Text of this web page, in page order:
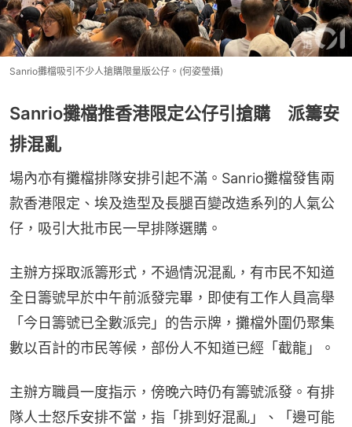
Sanrio攤檔吸引不少人搶購限量版公仔。(何姿瑩攝)
Sanrio攤檔推香港限定公仔引搶購 派籌安
排混亂
場內亦有攤檔排隊安排引起不滿。Sanrio攤檔發售兩
款香港限定、埃及造型及長腿百變改造系列的人氣公
仔，吸引大批市民一早排隊選購。
主辦方採取派籌形式，不過情況混亂，有市民不知道
全日籌號早於中午前派發完畢，即使有工作人員高舉
「今日籌號已全數派完」的告示牌，攤檔外圍仍聚集
數以百計的市民等候，部份人不知道已經「截龍」。
主辦方職員一度指示，傍晚六時仍有籌號派發。有排
隊人士怒斥安排不當，指「排到好混亂」、「邊可能